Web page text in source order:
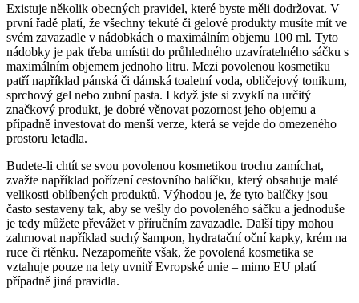
Existuje několik obecných pravidel, které byste měli dodržovat. V
první řadě platí, že všechny tekuté či gelové produkty musíte mít ve
svém zavazadle v nádobkách o maximálním objemu 100 ml. Tyto
nádobky je pak třeba umístit do průhledného uzavíratelného sáčku s
maximálním objemem jednoho litru. Mezi povolenou kosmetiku
patří například pánská či dámská toaletní voda, obličejový tonikum,
sprchový gel nebo zubní pasta. I když jste si zvyklí na určitý
značkový produkt, je dobré věnovat pozornost jeho objemu a
případně investovat do menší verze, která se vejde do omezeného
prostoru letadla.
Budete-li chtít se svou povolenou kosmetikou trochu zamíchat,
zvažte například pořízení cestovního balíčku, který obsahuje malé
velikosti oblíbených produktů. Výhodou je, že tyto balíčky jsou
často sestaveny tak, aby se vešly do povoleného sáčku a jednoduše
je tedy můžete převážet v příručním zavazadle. Další tipy mohou
zahrnovat například suchý šampon, hydratační oční kapky, krém na
ruce či rtěnku. Nezapomeňte však, že povolená kosmetika se
vztahuje pouze na lety uvnitř Evropské unie – mimo EU platí
případně jiná pravidla.